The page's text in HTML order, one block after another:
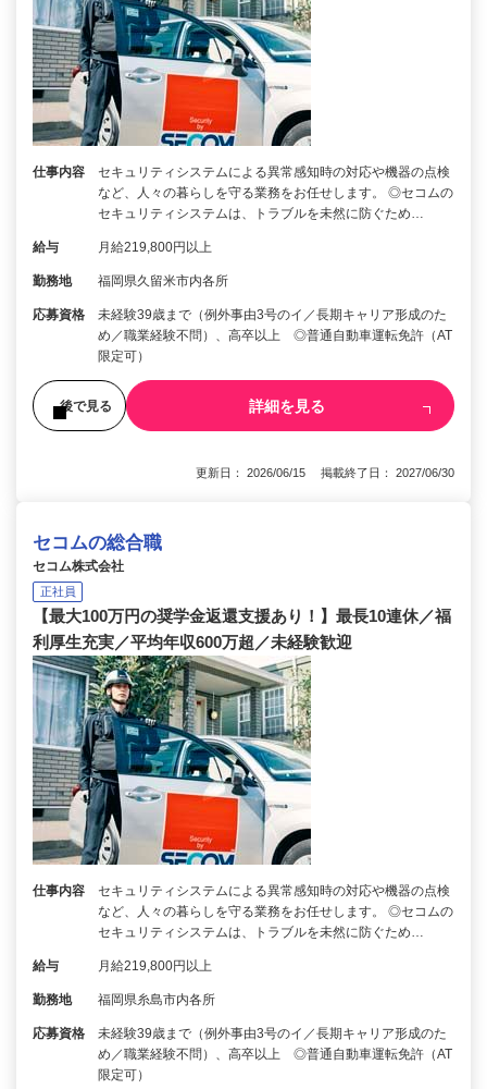
仕事内容
セキュリティシステムによる異常感知時の対応や機器の点検
など、人々の暮らしを守る業務をお任せします。 ◎セコムの
セキュリティシステムは、トラブルを未然に防ぐため…
給与 月給219,800円以上
勤務地 福岡県久留米市内各所
応募資格
未経験39歳まで（例外事由3号のイ／長期キャリア形成のた
め／職業経験不問）、高卒以上 ◎普通自動車運転免許（AT
限定可）
後で見る 詳細を見る
更新日： 2026/06/15 掲載終了日： 2027/06/30
セコムの総合職
セコム株式会社
正社員
【最大100万円の奨学金返還支援あり！】最長10連休／福
利厚生充実／平均年収600万超／未経験歓迎
仕事内容
セキュリティシステムによる異常感知時の対応や機器の点検
など、人々の暮らしを守る業務をお任せします。 ◎セコムの
セキュリティシステムは、トラブルを未然に防ぐため…
給与 月給219,800円以上
勤務地 福岡県糸島市内各所
応募資格
未経験39歳まで（例外事由3号のイ／長期キャリア形成のた
め／職業経験不問）、高卒以上 ◎普通自動車運転免許（AT
限定可）